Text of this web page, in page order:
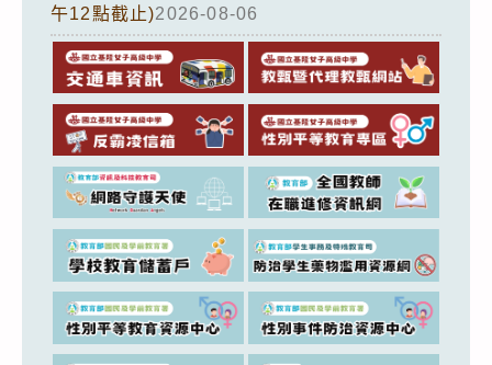
午12點截止)2026-08-06